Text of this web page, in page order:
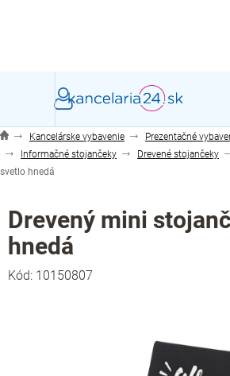
Kancelárske vybavenie Prezentačné
Informačné stojančeky
Drevené stojančeky
svetlo hnedá
Drevený mini
hnedá
Kód: 10150807